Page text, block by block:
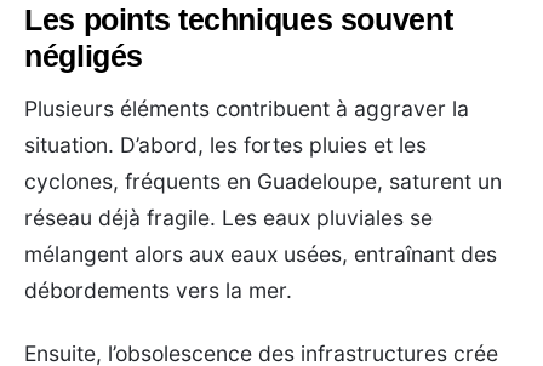
Les points techniques souvent
négligés
Plusieurs éléments contribuent à aggraver la
situation. D’abord, les fortes pluies et les
cyclones, fréquents en Guadeloupe, saturent un
réseau déjà fragile. Les eaux pluviales se
mélangent alors aux eaux usées, entraînant des
débordements vers la mer.
Ensuite, l’obsolescence des infrastructures crée